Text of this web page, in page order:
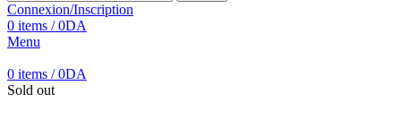
Connexion/Inscription
0 items / 0DA
Menu
0 items / 0DA
Sold out